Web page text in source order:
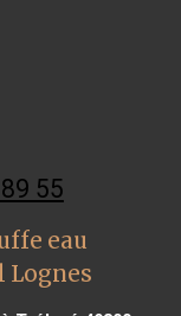
55
eau
Lognes